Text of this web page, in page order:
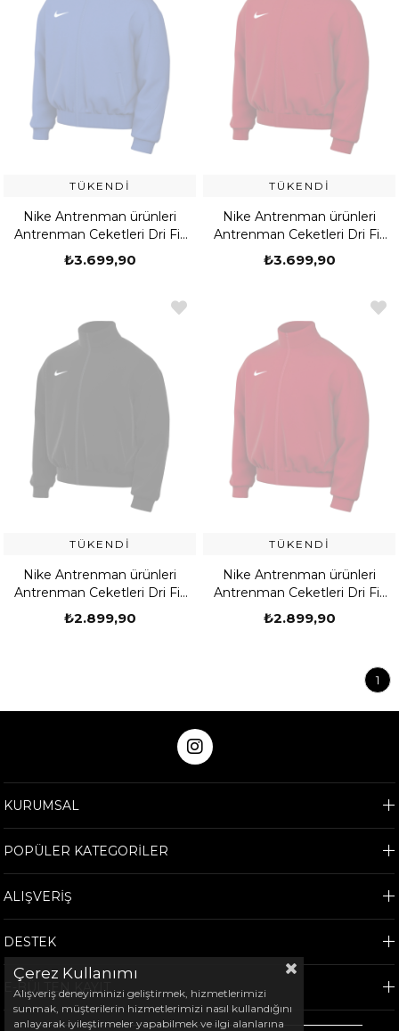
TÜKENDI
Nike Antrenman ürünleri
Antrenman Ceketleri Dri Fit
Strike 24 Track Jacket K
₺3.699,90
TÜKENDI
Nike Antrenman ürünleri
Antrenman Ceketleri Dri Fit
Strike 24 Track Jacket K
₺3.699,90
TÜKENDI
Nike Antrenman ürünleri
Antrenman Ceketleri Dri Fit
Academy Pro 24 Track
Jacket K
₺2.899,90
TÜKENDI
Nike Antrenman ürünleri
Antrenman Ceketleri Dri Fit
Academy Pro 24 Track
Jacket K
₺2.899,90
1
KURUMSAL
POPÜLER KATEGORİLER
ALIŞVERİŞ
DESTEK
E-BÜLTEN KAYIT
Çerez Kullanımı
Alışveriş deneyiminizi geliştirmek, hizmetlerimizi
sunmak, müşterilerin hizmetlerimizi nasıl kullandığını
anlayarak iyileştirmeler yapabilmek ve ilgi alanlarına